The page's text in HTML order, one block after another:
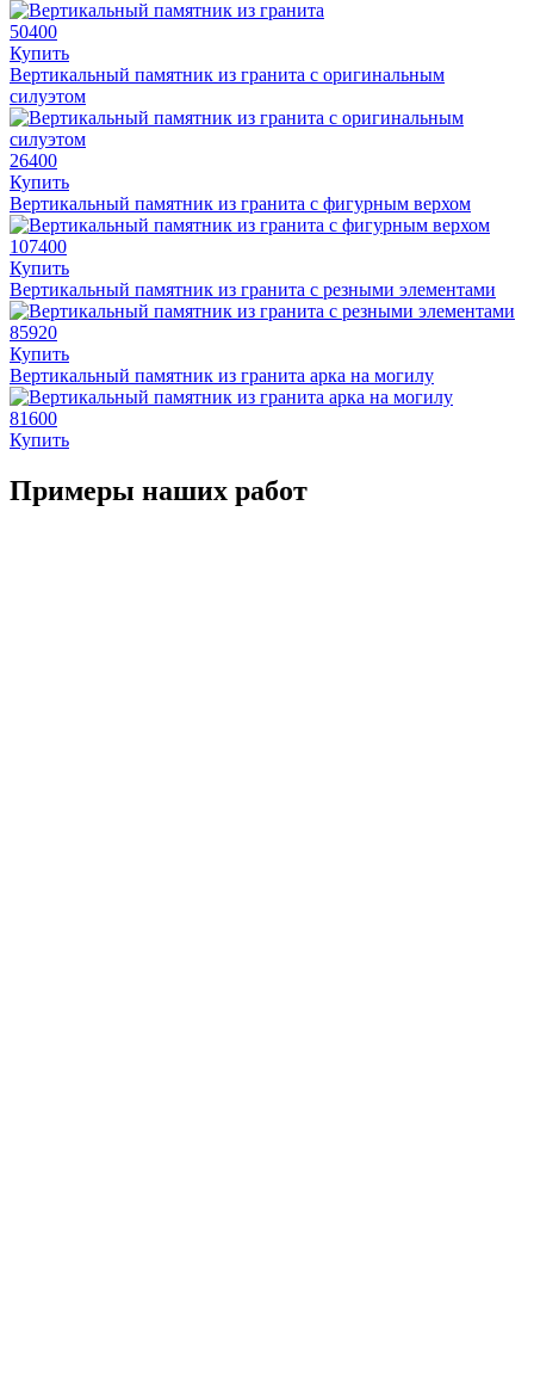
50400
Купить
Вертикальный памятник из гранита с оригинальным
силуэтом
26400
Купить
Вертикальный памятник из гранита с фигурным верхом
107400
Купить
Вертикальный памятник из гранита с резными элементами
85920
Купить
Вертикальный памятник из гранита арка на могилу
81600
Купить
Примеры наших работ